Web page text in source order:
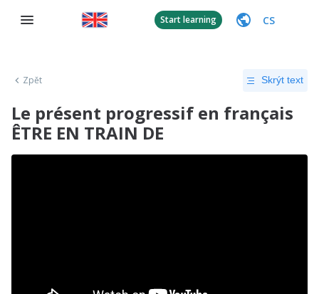
Start learning CS
Zpět Skrýt text
Le présent progressif en français
ÊTRE EN TRAIN DE